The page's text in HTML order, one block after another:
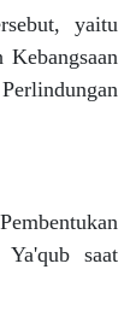
yaitu
Kebangsaan
Ya'qub saat